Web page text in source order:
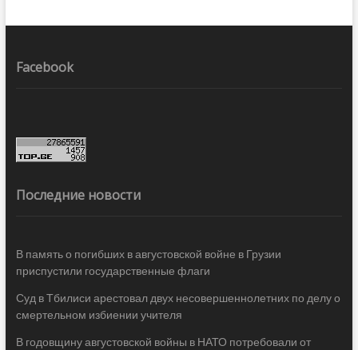
Facebook
Последние новости
В память о погибших в августовской войне в Грузии
приспустили государственные флаги
Суд в Тбилиси арестовал двух несовершеннолетних по делу о
смертельном избиении учителя
В годовщину августовской войны в НАТО потребовали от